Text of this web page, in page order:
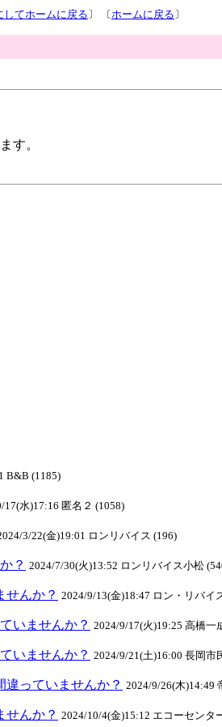
てホームに戻る 〕 〔ホームに戻る 〕
す。
B&B (1185)
17(水)17:16 匿名２ (1058)
3/22(金)19:01 ロンリバイス (196)
？ 2024/7/30(火)13:52 ロンリバイス小松
せんか？ 2024/9/13(金)18:47 ロン・リバイ
いませんか？ 2024/9/17(火)19:25 高橋一
いませんか？ 2024/9/21(土)16:00 長岡市
違っていませんか？ 2024/9/26(木)14:49
せんか？ 2024/10/4(金)15:12 エコーセンタ